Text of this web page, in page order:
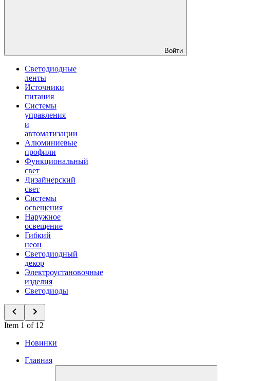
Войти
Светодиодные
ленты
Источники
питания
Системы
управления
и
автоматизации
Алюминиевые
профили
Функциональный
свет
Дизайнерский
свет
Системы
освещения
Наружное
освещение
Гибкий
неон
Светодиодный
декор
Электроустановочные
изделия
Светодиоды
Item 1 of 12
Новинки
Главная